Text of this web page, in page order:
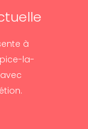
à
la-